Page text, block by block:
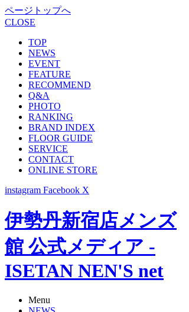
ページトップへ
CLOSE
TOP
NEWS
EVENT
FEATURE
RECOMMEND
Q&A
PHOTO
RANKING
BRAND INDEX
FLOOR GUIDE
SERVICE
CONTACT
ONLINE STORE
instagram Facebook X
伊勢丹新宿店メンズ
館 公式メディア -
ISETAN NEN'S net
Menu